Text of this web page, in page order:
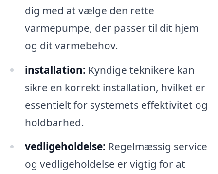
dig med at vælge den rette
varmepumpe, der passer til dit hjem
og dit varmebehov.
installation: Kyndige teknikere kan
sikre en korrekt installation, hvilket er
essentielt for systemets effektivitet og
holdbarhed.
vedligeholdelse: Regelmæssig service
og vedligeholdelse er vigtig for at